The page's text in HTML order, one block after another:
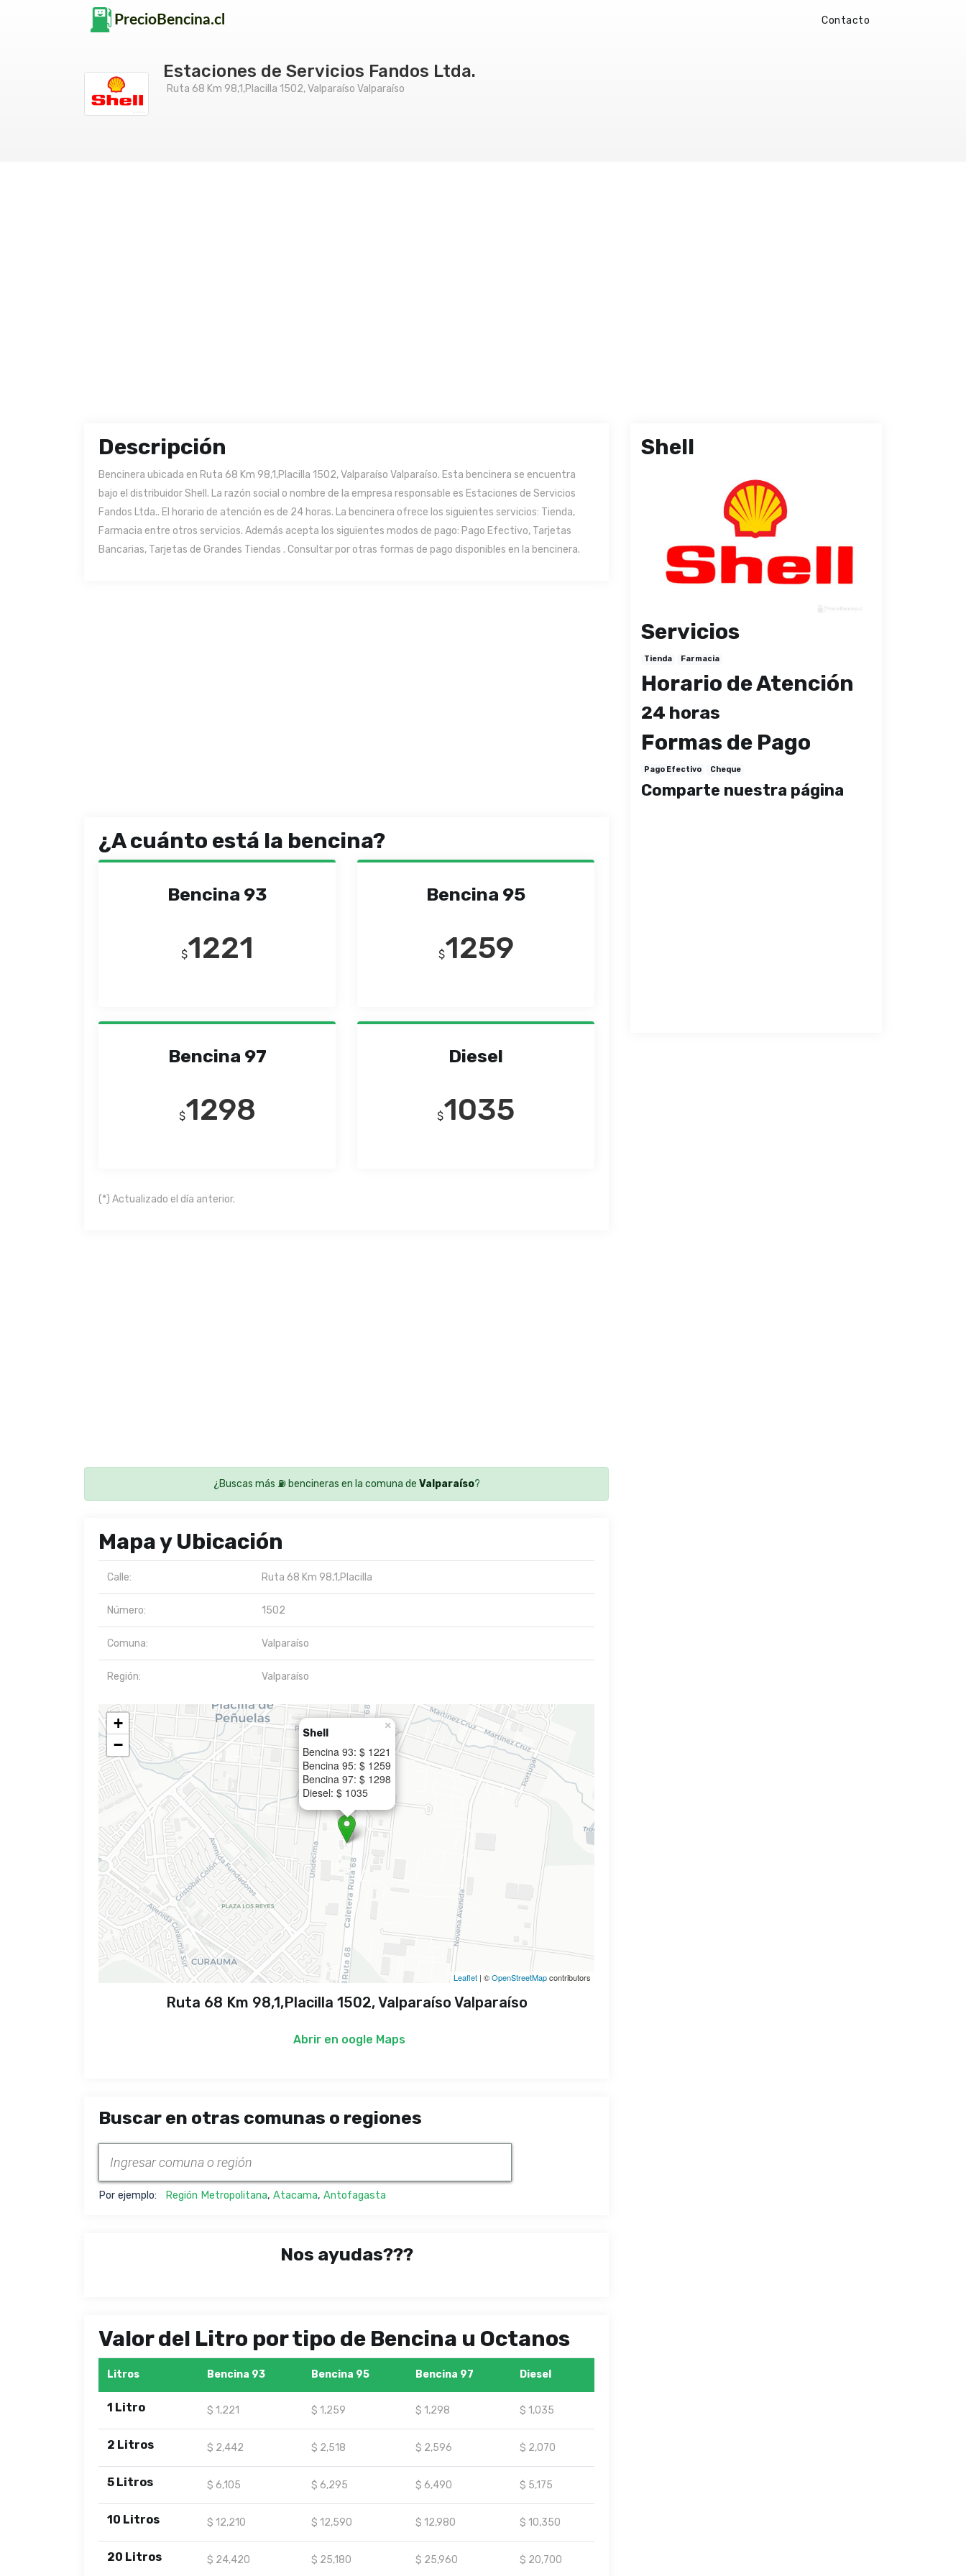
Contacto
Estaciones de Servicios Fandos Ltda.
Ruta 68 Km 98,1,Placilla 1502, Valparaíso Valparaíso
Descripción
Bencinera ubicada en Ruta 68 Km 98,1,Placilla 1502, Valparaíso Valparaíso. Esta bencinera se encuentra
bajo el distribuidor Shell. La razón social o nombre de la empresa responsable es Estaciones de Servicios
Fandos Ltda.. El horario de atención es de 24 horas. La bencinera ofrece los siguientes servicios: Tienda,
Farmacia entre otros servicios. Además acepta los siguientes modos de pago: Pago Efectivo, Tarjetas
Bancarias, Tarjetas de Grandes Tiendas . Consultar por otras formas de pago disponibles en la bencinera.
¿A cuánto está la bencina?
Bencina 93
$1221
Bencina 95
$1259
Bencina 97
$1298
Diesel
$1035
(*) Actualizado el día anterior.
¿Buscas más ⛽ bencineras en la comuna de Valparaíso?
Mapa y Ubicación
Calle: Ruta 68 Km 98,1,Placilla
Número: 1502
Comuna: Valparaíso
Región: Valparaíso
Shell
Bencina 93: $ 1221
Bencina 95: $ 1259
Bencina 97: $ 1298
Diesel: $ 1035
×
+
−
Leaflet | ©OpenStreetMapcontributors
Ruta 68 Km 98,1,Placilla 1502, Valparaíso Valparaíso
Abrir en oogle Maps
Buscar en otras comunas o regiones
Por ejemplo: Región Metropolitana, Atacama, Antofagasta
Nos ayudas???
Valor del Litro por tipo de Bencina u Octanos
Litros Bencina 93 Bencina 95 Bencina 97 Diesel
1 Litro $ 1,221 $ 1,259 $ 1,298 $ 1,035
2 Litros $ 2,442 $ 2,518 $ 2,596 $ 2,070
5 Litros $ 6,105 $ 6,295 $ 6,490 $ 5,175
10 Litros $ 12,210 $ 12,590 $ 12,980 $ 10,350
20 Litros $ 24,420 $ 25,180 $ 25,960 $ 20,700
Shell
Servicios
Tienda Farmacia
Horario de Atención
24 horas
Formas de Pago
Pago Efectivo Cheque
Comparte nuestra página